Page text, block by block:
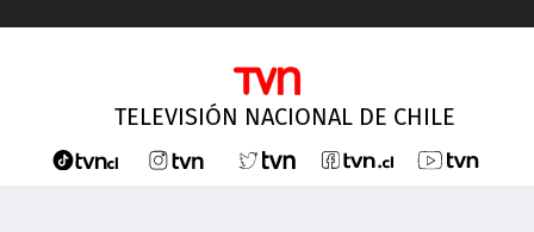
TELEVISIÓN NACIONAL DE CHILE